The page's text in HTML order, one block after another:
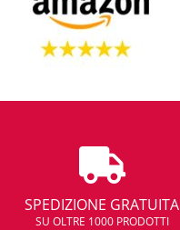
SPEDIZIONE GRATUITA
SU OLTRE 1000 PRODOTTI